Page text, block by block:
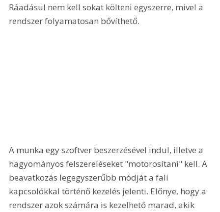
Ráadásul nem kell sokat költeni egyszerre, mivel a
rendszer folyamatosan bővíthető.
A munka egy szoftver beszerzésével indul, illetve a
hagyományos felszereléseket "motorosítani" kell. A
beavatkozás legegyszerűbb módját a fali
kapcsolókkal történő kezelés jelenti. Előnye, hogy a
rendszer azok számára is kezelhető marad, akik